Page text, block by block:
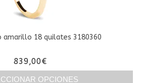
pueden
en
de
producto
amarillo 18 quilates 3180360
839,00€
OPCIONES